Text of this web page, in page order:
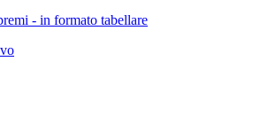
- in formato tabellare